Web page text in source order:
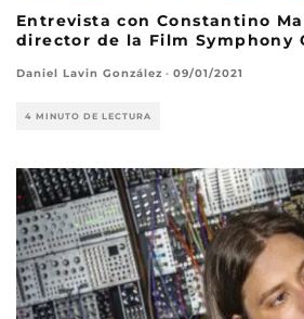
Entrevista con Constantino
director de la Film Symphony
Daniel Lavin González · 09/01/2021
4 MINUTO DE LECTURA